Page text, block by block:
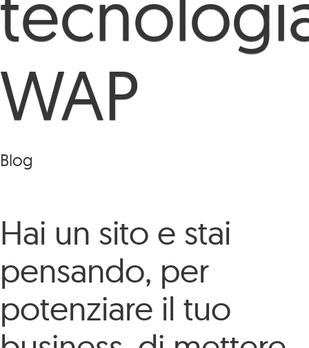
WAP
Blog
Hai un sito e stai
pensando, per
potenziare il tuo